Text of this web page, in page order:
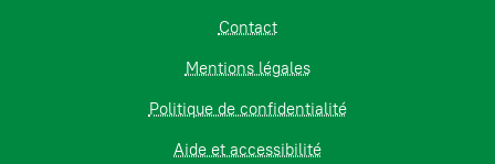
Contact
Mentions légales
Politique de confidentialité
Aide et accessibilité